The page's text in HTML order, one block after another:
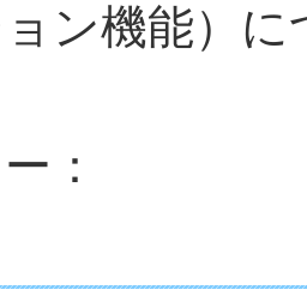
ン機能）
：